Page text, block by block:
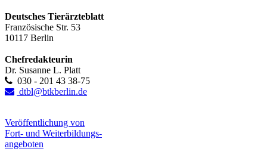
Deutsches Tierärzteblatt
Französische Str. 53
10117 Berlin
Chefredakteurin
Dr. Susanne L. Platt
030 - 201 43 38-75
dtbl@btkberlin.de
Veröffentlichung von
Fort- und Weiterbildungs-
angeboten